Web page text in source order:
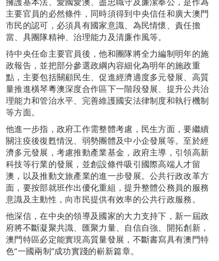
主要官員的必然條件，同時須得到中央信任和廣大澳門
市民的認可，必須具有國家意識、為民情懷、責任擔
當、具團隊精神、治理能力及清廉作風等。
待中央任命主要官員後，他和團隊將全力編制明年的施
政報告，並把部分參選政綱內容細化為明年的施政重
點，主要包括關顧民生、促進經濟適度多元發展、高質
量推進橫琴粵澳深度合作區下一階段發展、提升公共治
理能力和管治水平、完善維護國安法律制度和執行機制
等方面。
他進一步指，政府工作需整體考慮，民生方面，要繼續
關注疫後復甦情況、弱勢團體及中小企發展等。至於經
濟多元發展，考慮推動產業基金，政府主導，引領高新
科技等行業的發展，並創設條件吸引國際高端人才留
澳，以及推動文旅產業的進一步發展。公共行政改革方
面，要按部就班作出優化重組，提升整體公務員的服務
意識及主動性，向市民提供有效率的公共行政服務。
他深信，在中央的領導及國家的大力支持下，新一屆政
府將不斷凝聚共識、匯聚力量、自信自強、開拓創新，
澳門特區必定能實現高質量發展，不斷書寫具有澳門特
色“一國兩制”成功實踐的嶄新篇章。